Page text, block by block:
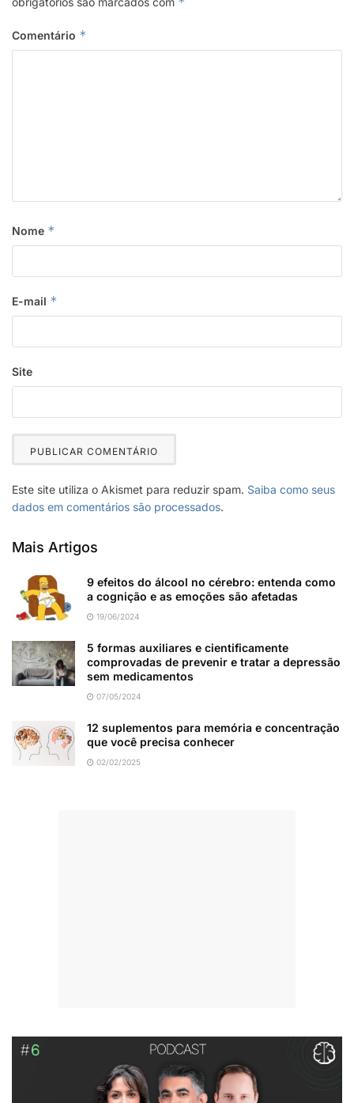
Comentário *
Nome *
E-mail *
Site
Este site utiliza o Akismet para reduzir spam. Saiba como seus
dados em comentários são processados.
Mais Artigos
9 efeitos do álcool no cérebro: entenda como
a cognição e as emoções são afetadas
19/06/2024
5 formas auxiliares e cientificamente
comprovadas de prevenir e tratar a depressão
sem medicamentos
07/05/2024
12 suplementos para memória e concentração
que você precisa conhecer
02/02/2025